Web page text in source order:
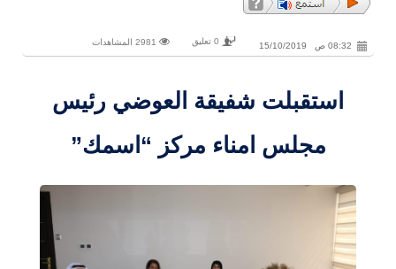
08:32 ص 15/10/2019 0 تعليق
استقبلت شفيقة العوضي رئيس
مجلس امناء مركز “اسمك”